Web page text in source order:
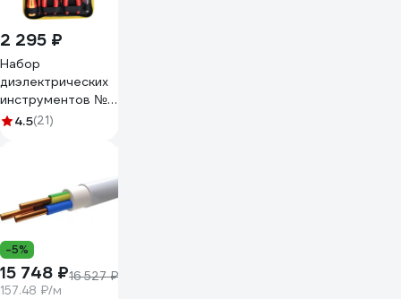
2 295 ₽
Набор
диэлектрических
инструментов №3
SHTOK 07203
4.5(21)
-5%
15 748 ₽16 527 ₽
157.48 ₽/м